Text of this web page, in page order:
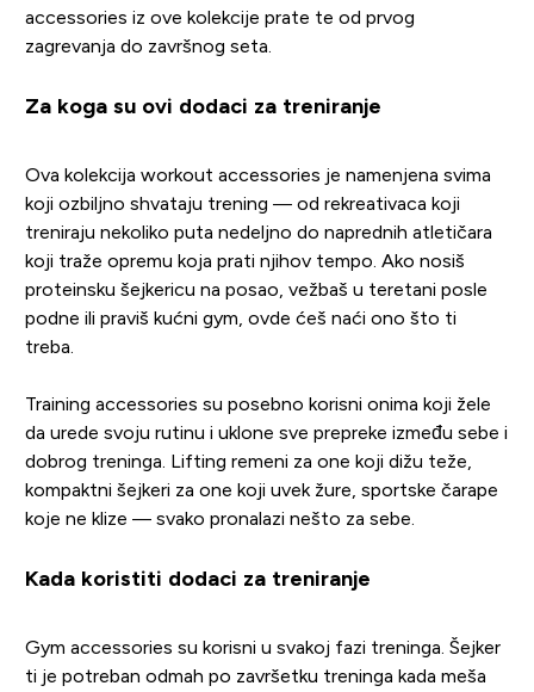
accessories iz ove kolekcije prate te od prvog
zagrevanja do završnog seta.
Za koga su ovi dodaci za treniranje
Ova kolekcija workout accessories je namenjena svima
koji ozbiljno shvataju trening — od rekreativaca koji
treniraju nekoliko puta nedeljno do naprednih atletičara
koji traže opremu koja prati njihov tempo. Ako nosiš
proteinsku šejkericu na posao, vežbaš u teretani posle
podne ili praviš kućni gym, ovde ćeš naći ono što ti
treba.
Training accessories su posebno korisni onima koji žele
da urede svoju rutinu i uklone sve prepreke između sebe i
dobrog treninga. Lifting remeni za one koji dižu teže,
kompaktni šejkeri za one koji uvek žure, sportske čarape
koje ne klize — svako pronalazi nešto za sebe.
Kada koristiti dodaci za treniranje
Gym accessories su korisni u svakoj fazi treninga. Šejker
ti je potreban odmah po završetku treninga kada meša